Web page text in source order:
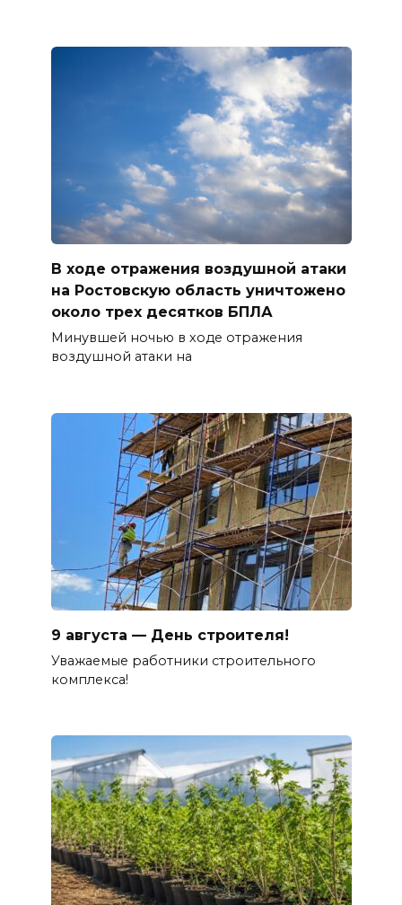
В ходе отражения воздушной атаки
на Ростовскую область уничтожено
около трех десятков БПЛА
Минувшей ночью в ходе отражения
воздушной атаки на
9 августа — День строителя!
Уважаемые работники строительного
комплекса!